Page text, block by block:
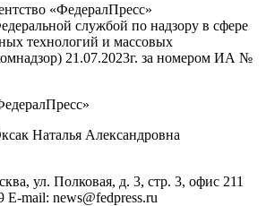
«ФедералПресс»
службой по надзору в сфере
технологий и массовых
21.07.2023г. за номером ИА №
Наталья Александровна
ул. Полковая, д. 3, стр. 3, офис 211
E-mail: news@fedpress.ru